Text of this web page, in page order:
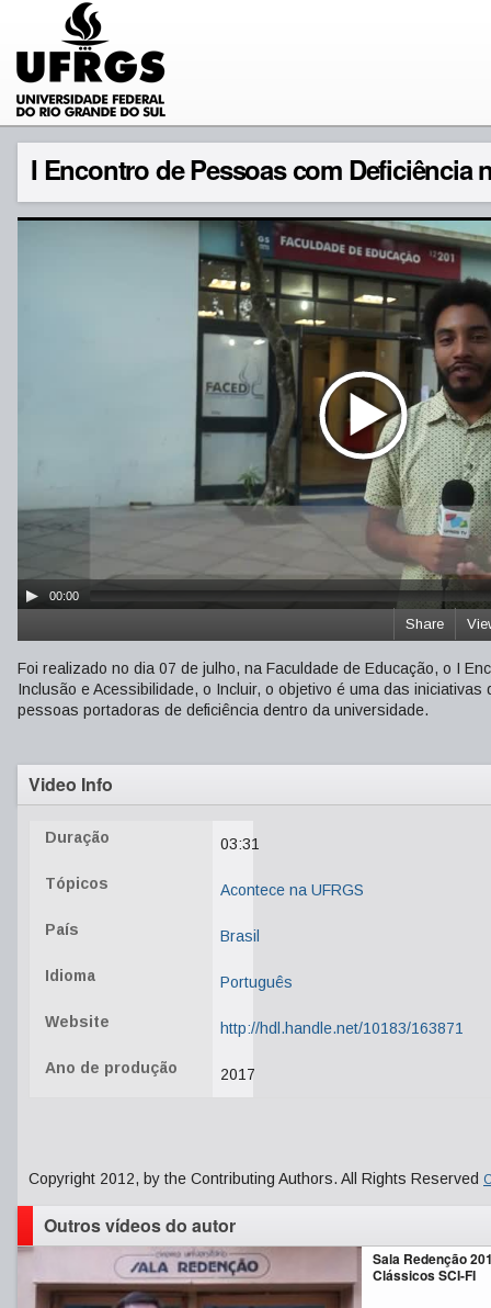
I Encontro de Pessoas com Deficiência
00:00
Share
Foi realizado no dia 07 de julho, na Faculdade de Educação, o I
Inclusão e Acessibilidade, o Incluir, o objetivo é uma das
pessoas portadoras de deficiência dentro da universidade.
Video Info
Duração 03:31
Tópicos Acontece na UFRGS
País Brasil
Idioma Português
Website http://hdl.handle.net/10183/163871
Ano de produção 2017
Copyright 2012, by the Contributing Authors. All Rights Reserved
Outros vídeos do autor
Sala Redenção
Clássicos SCI-FI